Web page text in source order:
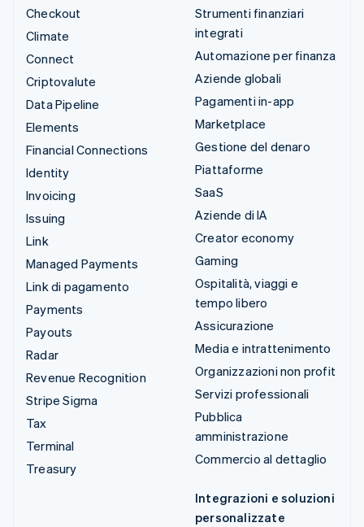
Checkout
Climate
Connect
Criptovalute
Data Pipeline
Elements
Financial Connections
Identity
Invoicing
Issuing
Link
Managed Payments
Link di pagamento
Payments
Payouts
Radar
Revenue Recognition
Stripe Sigma
Tax
Terminal
Treasury
Strumenti finanziari
integrati
Automazione per finanza
Aziende globali
Pagamenti in-app
Marketplace
Gestione del denaro
Piattaforme
SaaS
Aziende di IA
Creator economy
Gaming
Ospitalità, viaggi e
tempo libero
Assicurazione
Media e intrattenimento
Organizzazioni non profit
Servizi professionali
Pubblica
amministrazione
Commercio al dettaglio
Integrazioni e soluzioni
personalizzate